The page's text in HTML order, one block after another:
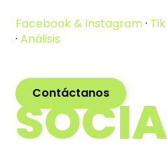
Facebook & Instagram ·
·Análisis
Contáctanos